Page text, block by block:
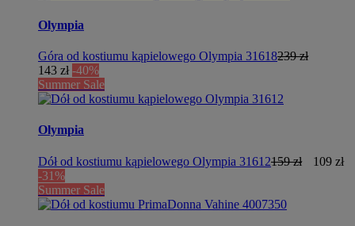
Olympia
Góra od kostiumu kąpielowego Olympia 31618239 zł
143 zł -40%
Summer Sale
Olympia
Dół od kostiumu kąpielowego Olympia 31612159 zł
109 zł
-31%
Summer Sale